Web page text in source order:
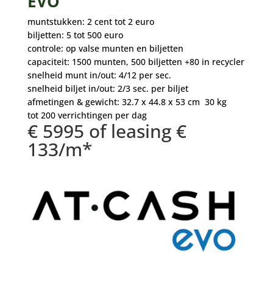
muntstukken: 2 cent tot 2 euro
biljetten: 5 tot 500 euro
controle: op valse munten en biljetten
capaciteit: 1500 munten, 500 biljetten +80 in recycler
snelheid munt in/out: 4/12 per sec.
snelheid biljet in/out: 2/3 sec. per biljet
afmetingen & gewicht: 32.7 x 44.8 x 53 cm 30 kg
tot 200 verrichtingen per dag
€ 5995 of leasing €
133/m*